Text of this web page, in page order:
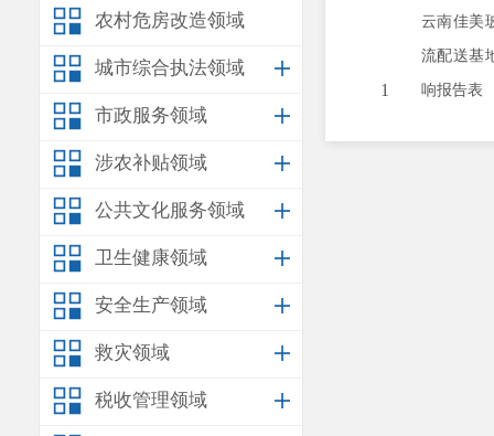
农村危房改造领域
城市综合执法领域
市政服务领域
涉农补贴领域
公共文化服务领域
卫生健康领域
安全生产领域
救灾领域
税收管理领域
1
云南佳美
流配送基
响报告表